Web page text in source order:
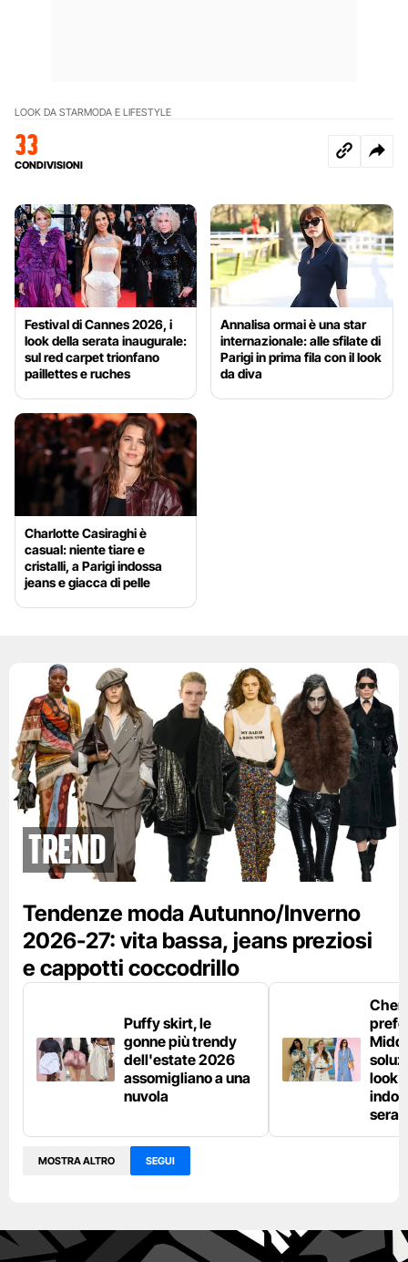
LOOK DA STARMODA E LIFESTYLE
33
CONDIVISIONI
Festival di Cannes 2026, i
look della serata inaugurale:
sul red carpet trionfano
paillettes e ruches
Annalisa ormai è una star
internazionale: alle sfilate di
Parigi in prima fila con il look
da diva
Charlotte Casiraghi è
casual: niente tiare e
cristalli, a Parigi indossa
jeans e giacca di pelle
Trend
Tendenze moda Autunno/Inverno
2026-27: vita bassa, jeans preziosi
e cappotti coccodrillo
Puffy skirt, le
gonne più trendy
dell'estate 2026
assomigliano a una
nuvola
look
sera
MOSTRA ALTRO SEGUI